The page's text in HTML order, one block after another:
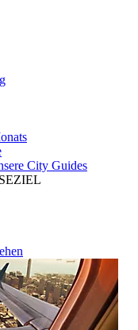
City Guides